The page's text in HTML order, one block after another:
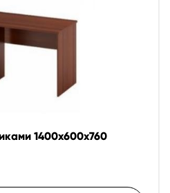
1400х600х760